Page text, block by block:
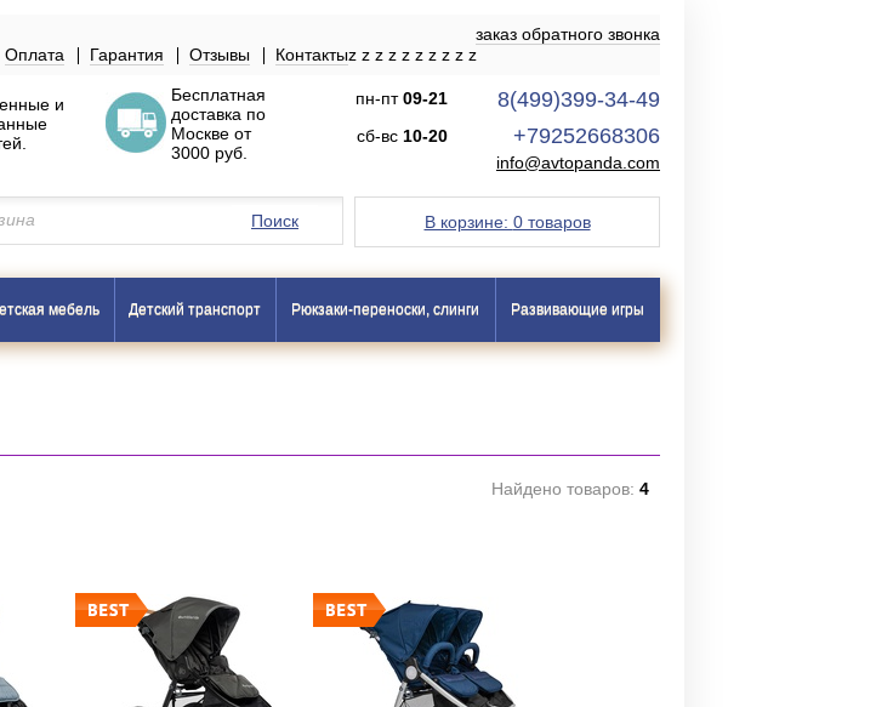
заказ обратного звонка
z z z z z z z
Оплата z
Гарантия z
Отзывы z
Контакты
и
Бесплатная
доставка по
Москве от
3000 руб.
пн-пт09-21
сб-вс 10-20
8(499)399-34-49
+79252668306
info@avtopanda.com
В корзине: 0 товаров
Поиск
мебель Детский транспорт Рюкзаки-переноски, слинги Развивающие игры
Найдено товаров: 4